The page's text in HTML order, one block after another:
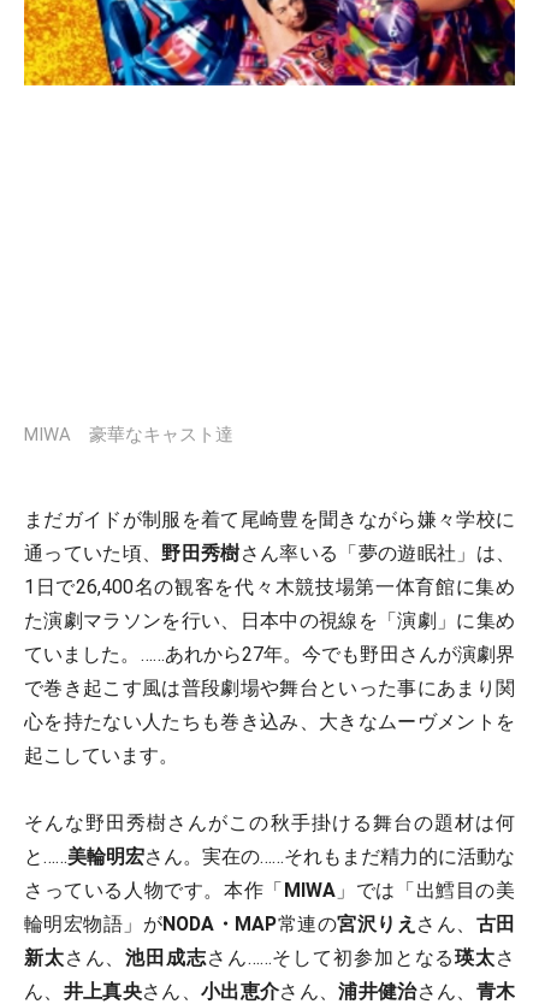
MIWA 豪華なキャスト達
まだガイドが制服を着て尾崎豊を聞きながら嫌々学校に
通っていた頃、野田秀樹さん率いる「夢の遊眠社」は、
1日で26,400名の観客を代々木競技場第一体育館に集め
た演劇マラソンを行い、日本中の視線を「演劇」に集め
ていました。……あれから27年。今でも野田さんが演劇界
で巻き起こす風は普段劇場や舞台といった事にあまり関
心を持たない人たちも巻き込み、大きなムーヴメントを
起こしています。
そんな野田秀樹さんがこの秋手掛ける舞台の題材は何
と……美輪明宏さん。実在の……それもまだ精力的に活動な
さっている人物です。本作「MIWA」では「出鱈目の美
輪明宏物語」がNODA・MAP常連の宮沢りえ さん、 古田
新太さん、池田成志さん……そして初参加となる瑛太さ
ん、 井上真央さん、小出恵介さん、浦井健治さん、 青木